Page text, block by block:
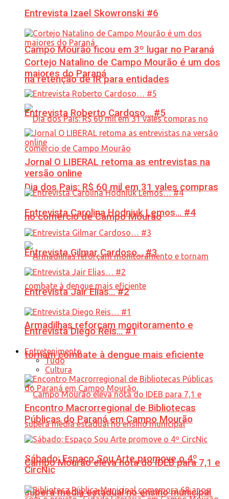
Campo Mourão ficou em 3º lugar no Paraná
na retenção de IR para entidades
Dia dos Pais: R$ 60 mil em 31 vales compras
no comércio de Campo Mourão
Armadilhas reforçam monitoramento e
tornam combate à dengue mais eficiente
Campo Mourão eleva nota do IDEB para 7,1 e
supera média estadual no ensino municipal
Entrevista Izael Skowronski #6
Cortejo Natalino de Campo Mourão é um dos
maiores do Paraná
Entrevista Roberto Cardoso… #5
Jornal O LIBERAL retoma as entrevistas na
versão online
Entrevista Carolina Hodniuk Lemos… #4
Entrevista Gilmar Cardoso… #3
Entrevista Jair Elias… #2
Entrevista Diego Reis… #1
Entretenimento
Tudo
Cultura
Encontro Macrorregional de Bibliotecas
Públicas do Paraná em Campo Mourão
Sábado: Espaço Sou Arte promove o 4º
CircNic